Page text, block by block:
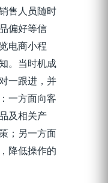
售人员随时
偏好等信
电商小程
。当时机成
一跟进，并
一方面向客
及相关产
；另一方面
降低操作的